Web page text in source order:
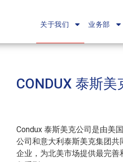
navigation
关于我们 业务部
CONDUX 泰斯美
Condux 泰斯美克公司是由美
公司和意大利泰斯美克集团共
企业，为北美市场提供最完善